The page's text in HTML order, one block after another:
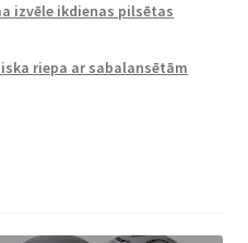
izvēle ikdienas pilsētas
riepa ar sabalansētām